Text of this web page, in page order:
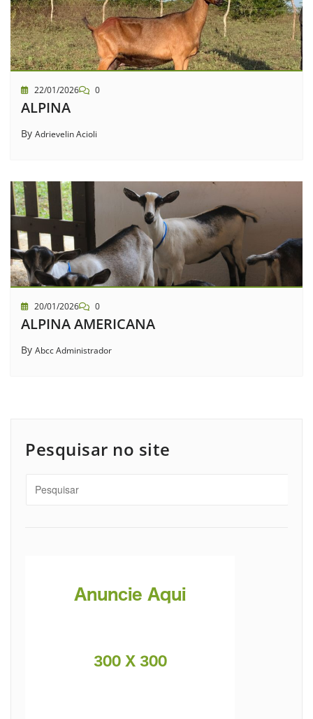
22/01/2026 0
ALPINA
By Adrievelin Acioli
20/01/2026 0
ALPINA AMERICANA
By Abcc Administrador
Pesquisar no site